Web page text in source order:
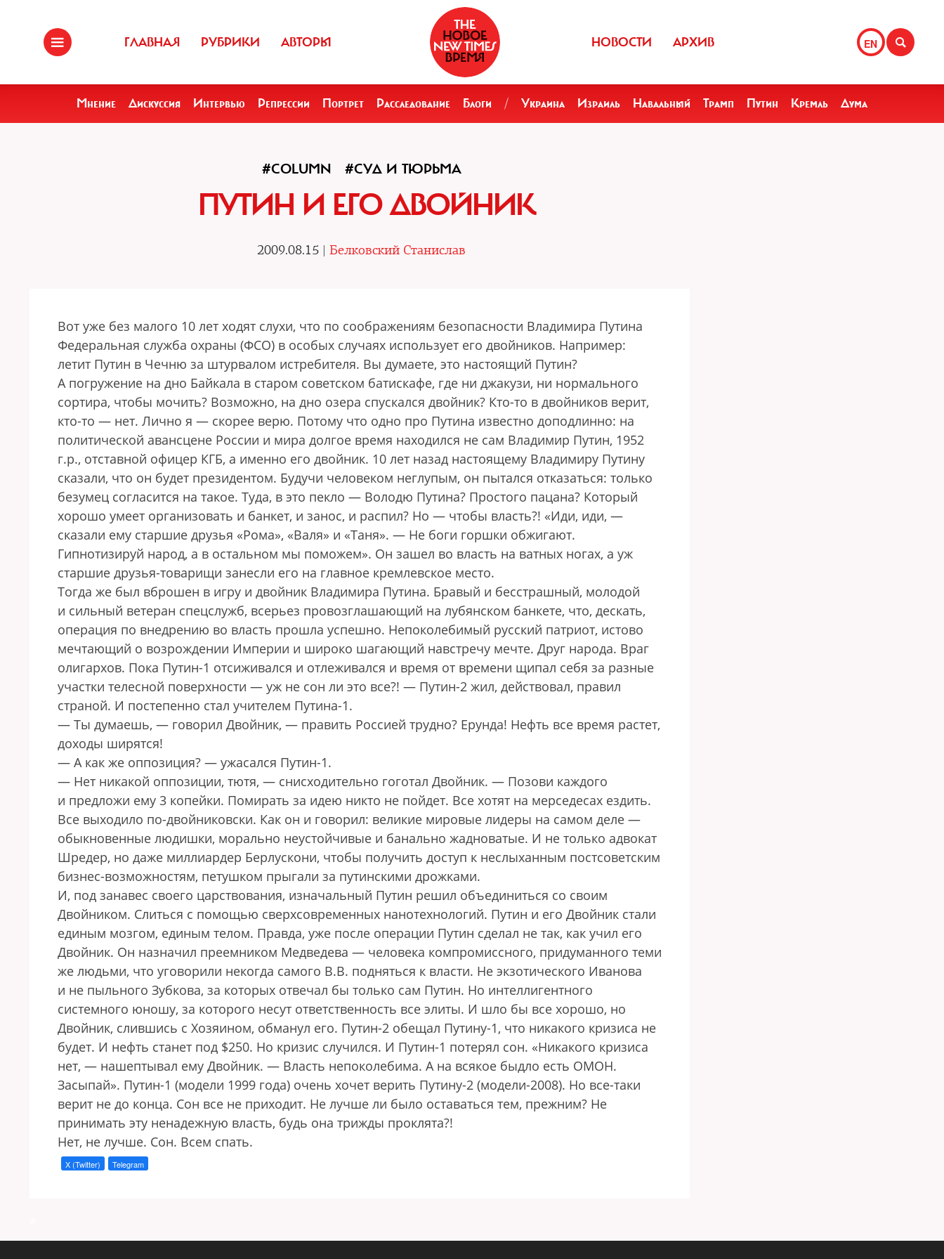
ГЛАВНАЯ РУБРИКИ АВТОРЫ EN
НОВОСТИ АРХИВ
Мнение Дискуссия Интервью Репрессии Портрет Расследование Блоги / Украина Израиль Навальный Трамп Путин Кремль Дума
#COLUMN #СУД И ТЮРЬМА
ПУТИН И ЕГО ДВОЙНИК
2009.08.15 | Белковский Станислав
Вот уже без малого 10 лет ходят слухи, что по соображениям безопасности Владимира Путина
Федеральная служба охраны (ФСО) в особых случаях использует его двойников. Например:
летит Путин в Чечню за штурвалом истребителя. Вы думаете, это настоящий Путин?
А погружение на дно Байкала в старом советском батискафе, где ни джакузи, ни нормального
сортира, чтобы мочить? Возможно, на дно озера спускался двойник? Кто-то в двойников верит,
кто-то — нет. Лично я — скорее верю. Потому что одно про Путина известно доподлинно: на
политической авансцене России и мира долгое время находился не сам Владимир Путин, 1952
г.р., отставной офицер КГБ, а именно его двойник. 10 лет назад настоящему Владимиру Путину
сказали, что он будет президентом. Будучи человеком неглупым, он пытался отказаться: только
безумец согласится на такое. Туда, в это пекло — Володю Путина? Простого пацана? Который
хорошо умеет организовать и банкет, и занос, и распил? Но — чтобы власть?! «Иди, иди, —
сказали ему старшие друзья «Рома», «Валя» и «Таня». — Не боги горшки обжигают.
Гипнотизируй народ, а в остальном мы поможем». Он зашел во власть на ватных ногах, а уж
старшие друзья-товарищи занесли его на главное кремлевское место.
Тогда же был вброшен в игру и двойник Владимира Путина. Бравый и бесстрашный, молодой
и сильный ветеран спецслужб, всерьез провозглашающий на лубянском банкете, что, дескать,
операция по внедрению во власть прошла успешно. Непоколебимый русский патриот, истово
мечтающий о возрождении Империи и широко шагающий навстречу мечте. Друг народа. Враг
олигархов. Пока Путин-1 отсиживался и отлеживался и время от времени щипал себя за разные
участки телесной поверхности — уж не сон ли это все?! — Путин-2 жил, действовал, правил
страной. И постепенно стал учителем Путина-1.
— Ты думаешь, — говорил Двойник, — править Россией трудно? Ерунда! Нефть все время растет,
доходы ширятся!
— А как же оппозиция? — ужасался Путин-1.
— Нет никакой оппозиции, тютя, — снисходительно гоготал Двойник. — Позови каждого
и предложи ему 3 копейки. Помирать за идею никто не пойдет. Все хотят на мерседесах ездить.
Все выходило по-двойниковски. Как он и говорил: великие мировые лидеры на самом деле —
обыкновенные людишки, морально неустойчивые и банально жадноватые. И не только адвокат
Шредер, но даже миллиардер Берлускони, чтобы получить доступ к неслыханным постсоветским
бизнес-возможностям, петушком прыгали за путинскими дрожками.
И, под занавес своего царствования, изначальный Путин решил объединиться со своим
Двойником. Слиться с помощью сверхсовременных нанотехнологий. Путин и его Двойник стали
единым мозгом, единым телом. Правда, уже после операции Путин сделал не так, как учил его
Двойник. Он назначил преемником Медведева — человека компромиссного, придуманного теми
же людьми, что уговорили некогда самого В.В. подняться к власти. Не экзотического Иванова
и не пыльного Зубкова, за которых отвечал бы только сам Путин. Но интеллигентного
системного юношу, за которого несут ответственность все элиты. И шло бы все хорошо, но
Двойник, слившись с Хозяином, обманул его. Путин-2 обещал Путину-1, что никакого кризиса не
будет. И нефть станет под $250. Но кризис случился. И Путин-1 потерял сон. «Никакого кризиса
нет, — нашептывал ему Двойник. — Власть непоколебима. А на всякое быдло есть ОМОН.
Засыпай». Путин-1 (модели 1999 года) очень хочет верить Путину-2 (модели-2008). Но все-таки
верит не до конца. Сон все не приходит. Не лучше ли было оставаться тем, прежним? Не
принимать эту ненадежную власть, будь она трижды проклята?!
Нет, не лучше. Сон. Всем спать.
X (Twitter) Telegram